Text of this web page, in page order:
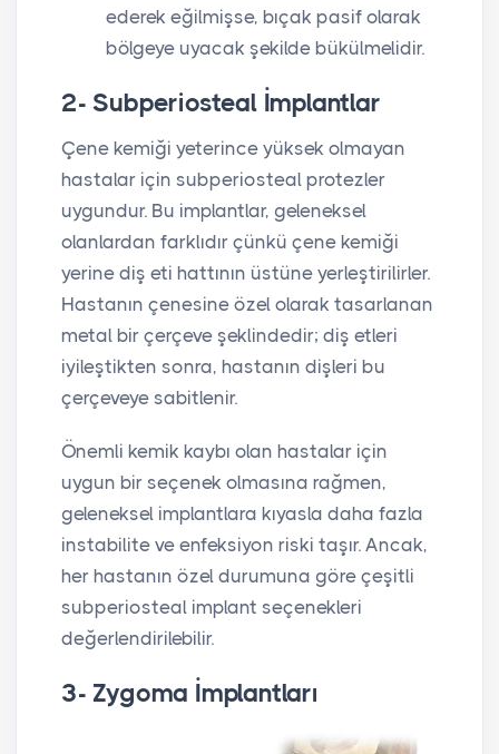
ederek eğilmişse, bıçak pasif olarak
bölgeye uyacak şekilde bükülmelidir.
2- Subperiosteal İmplantlar
Çene kemiği yeterince yüksek olmayan
hastalar için subperiosteal protezler
uygundur. Bu implantlar, geleneksel
olanlardan farklıdır çünkü çene kemiği
yerine diş eti hattının üstüne yerleştirilirler.
Hastanın çenesine özel olarak tasarlanan
metal bir çerçeve şeklindedir; diş etleri
iyileştikten sonra, hastanın dişleri bu
çerçeveye sabitlenir.
Önemli kemik kaybı olan hastalar için
uygun bir seçenek olmasına rağmen,
geleneksel implantlara kıyasla daha fazla
instabilite ve enfeksiyon riski taşır. Ancak,
her hastanın özel durumuna göre çeşitli
subperiosteal implant seçenekleri
değerlendirilebilir.
3- Zygoma İmplantları